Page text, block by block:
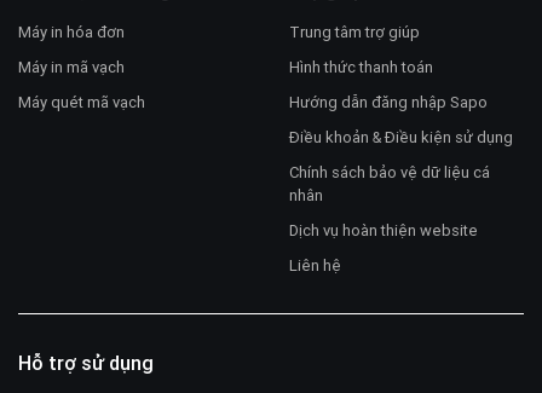
Máy in hóa đơn
Máy in mã vạch
Máy quét mã vạch
Trung tâm trợ giúp
Hình thức thanh toán
Hướng dẫn đăng nhập Sapo
Điều khoản & Điều kiện sử dụng
Chính sách bảo vệ dữ liệu cá
nhân
Dịch vụ hoàn thiện website
Liên hệ
Hỗ trợ sử dụng